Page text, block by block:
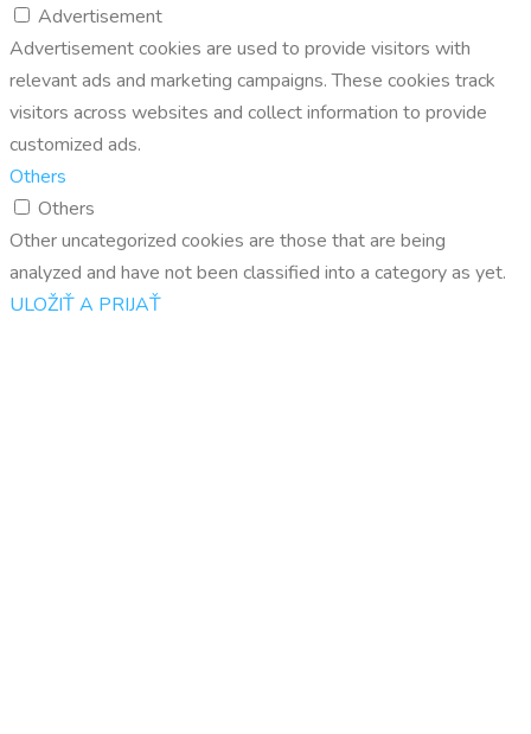
Advertisement
Advertisement cookies are used to provide visitors with
relevant ads and marketing campaigns. These cookies track
visitors across websites and collect information to provide
customized ads.
Others
Others
Other uncategorized cookies are those that are being
analyzed and have not been classified into a category as yet.
ULOŽIŤ A PRIJAŤ